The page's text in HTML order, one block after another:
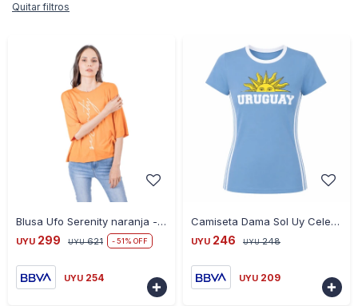
Quitar filtros
Blusa Ufo Serenity naranja - NARANJA
UYU 299 UYU 621 51
UYU 254
-

Camiseta Dama Sol Uy Celeste CE-DASOLUY-18 Talle S - CELESTE
UYU 246 UYU 248
UYU 209
